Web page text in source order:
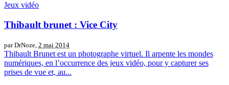
Jeux vidéo
Thibault brunet : Vice City
par DrNoze, 2 mai 2014
Thibault Brunet est un photographe virtuel. Il arpente les mondes
numériques, en l’occurrence des jeux vidéo, pour y capturer ses
prises de vue et, au...